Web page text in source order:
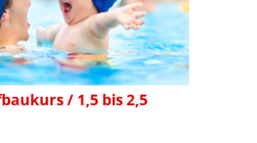
/ 1,5 bis 2,5